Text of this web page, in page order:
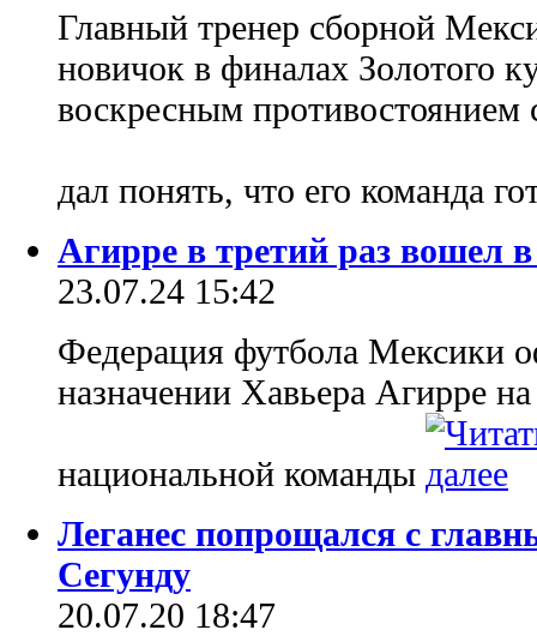
Главный тренер сборной
новичок в финалах
воскресным
дал понять, что его команда
Агирре в третий раз вошел
23.07.24 15:42
Федерация футбола Мексики
назначении Хавьера Агирре
национальной команды
Леганес попрощался с
Сегунду
20.07.20 18:47